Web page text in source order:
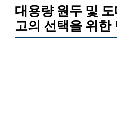
대용량 원두 및
고의 선택을 위한